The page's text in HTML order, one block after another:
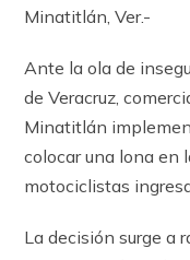
Minatitlán, Ver.-
Ante la ola de
de Veracruz,
Minatitlán
colocar una lona en
motociclistas
La decisión surge a